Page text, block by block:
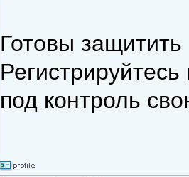
Готовы
под контроль